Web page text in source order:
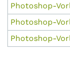
Photoshop-
Photoshop-
Photoshop-